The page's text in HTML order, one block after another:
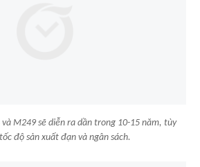
M249 sẽ diễn ra dần trong 10-15 năm, tùy
độ sản xuất đạn và ngân sách.